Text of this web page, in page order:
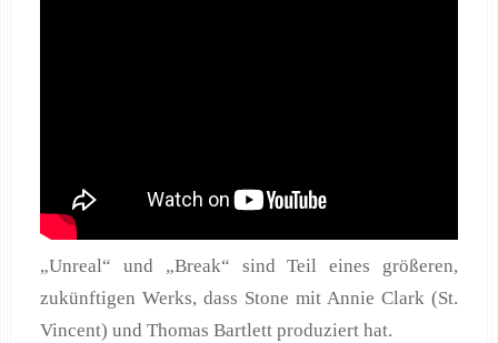
„Unreal“ und „Break“ sind Teil eines größeren,
zukünftigen Werks, dass Stone mit Annie Clark (St.
Vincent) und Thomas Bartlett produziert hat.